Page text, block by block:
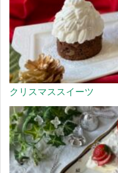
クリスマススイーツ